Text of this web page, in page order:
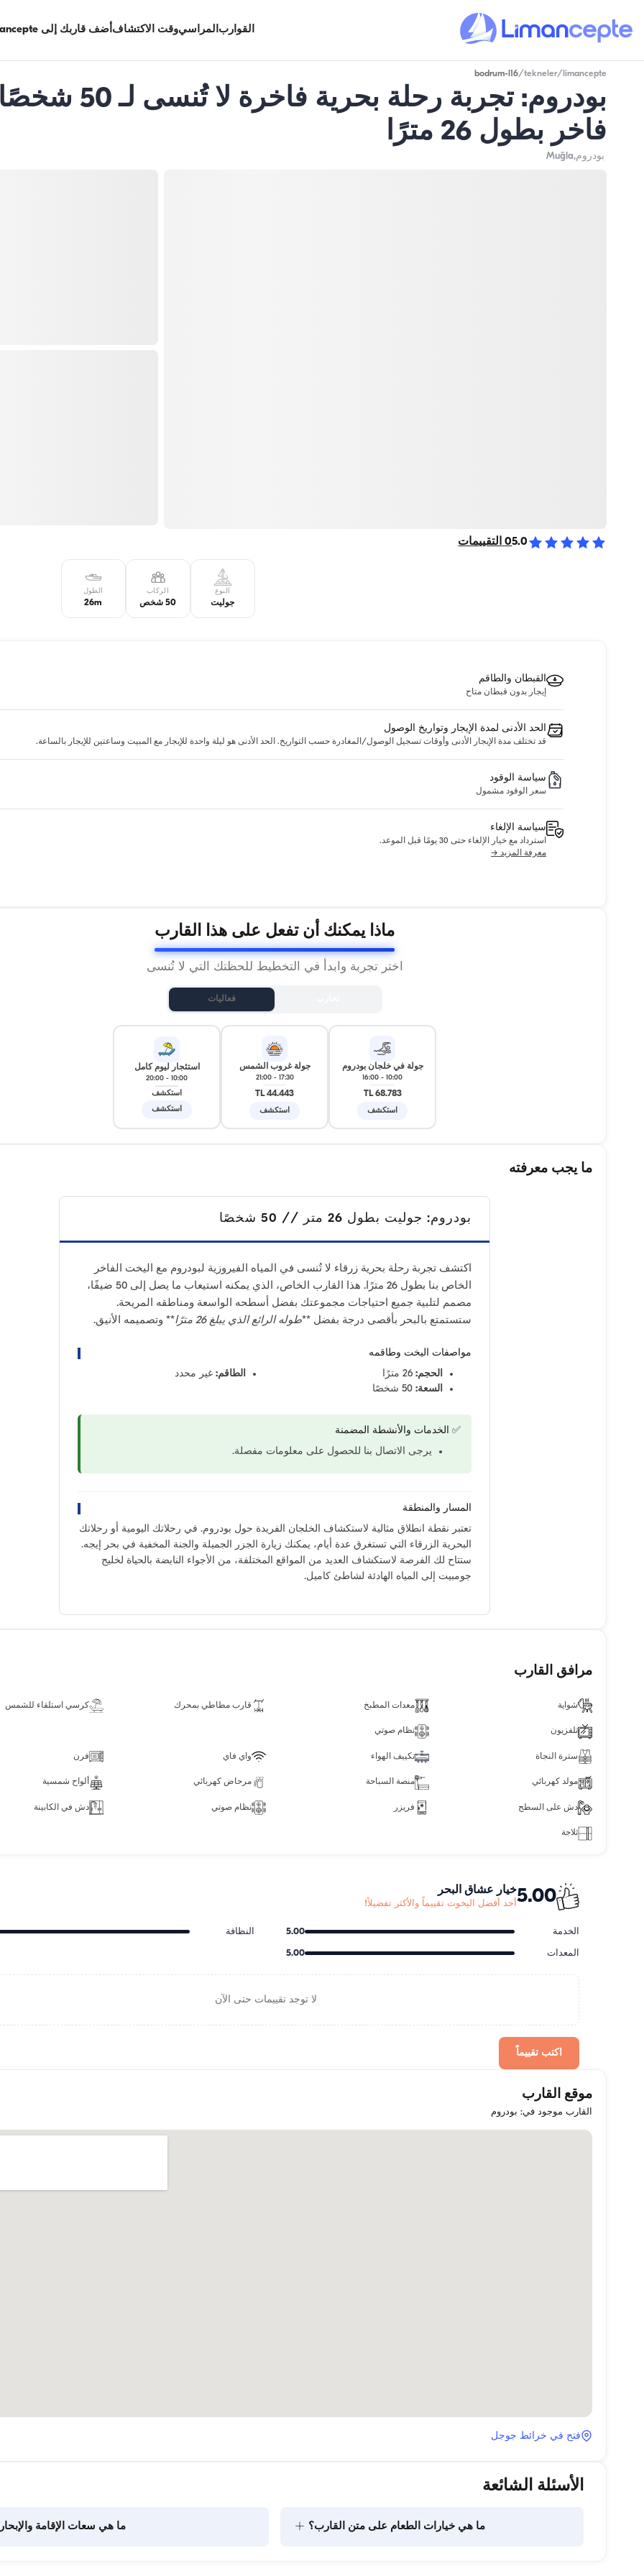
القواربالمراسيوقت الاكتشافأضف قاربك إلى Limancepte
limancepte
/
tekneler
/
bodrum-l16
بودروم: تجربة
فاخر بطول 26 مترًا
بودروم,Muğla
5.0
0 التقييمات
النوع
جوليت
الركاب
50 شخص
الطول
26m
القبطان والطاقم
إيجار بدون قبطان متاح
الحد الأدنى لمدة الإيجار وتواريخ الوصول
قد تختلف مدة الإيجار الأدنى وأوقات تسجيل الوصول/المغادرة حسب التواريخ. الحد الأدنى هو ليلة واحدة للإيجار مع المبيت وساعتين للإيجار بالساعة.
سياسة الوقود
سعر الوقود مشمول
سياسة الإلغاء
استرداد مع خيار الإلغاء حتى 30 يومًا قبل الموعد.
معرفة المزيد →
ماذا يمكنك أن تفعل على هذا القارب
اختر تجربة وابدأ في التخطيط للحظتك التي لا تُنسى
فعاليات
جولة في خلجان بودروم
10:00
-
16:00
68.783 TL
استكشف
جولة غروب الشمس
17:30
-
21:00
44.443 TL
استكشف
استئجار ليوم كامل
10:00
-
20:00
استكشف
استكشف
ما يجب معرفته
بودروم: جوليت بطول 26 متر // 50 شخصًا
اكتشف تجربة رحلة بحرية زرقاء لا تُنسى في المياه الفيروزية لبودروم مع اليخت الفاخر
الخاص بنا بطول 26 مترًا. هذا القارب الخاص، الذي يمكنه استيعاب ما يصل إلى 50 ضيفًا،
مصمم لتلبية جميع احتياجات مجموعتك بفضل أسطحه الواسعة ومناطقه المريحة.
ستستمتع بالبحر بأقصى درجة بفضل **طوله الرائع الذي يبلغ 26 مترًا ** وتصميمه الأنيق.
مواصفات اليخت وطاقمه
الحجم:
السعة:
الطاقم: غير محدد
✅ الخدمات والأنشطة المضمنة
يرجى الاتصال بنا للحصول على معلومات مفصلة.
المسار والمنطقة
تعتبر نقطة انطلاق مثالية لاستكشاف الخلجان الفريدة حول بودروم. في رحلاتك اليومية أو رحلاتك
البحرية الزرقاء التي تستغرق عدة أيام، يمكنك زيارة الجزر الجميلة والجنة المخفية في بحر إيجه.
ستتاح لك الفرصة لاستكشاف العديد من المواقع المختلفة، من الأجواء النابضة بالحياة لخليج
جومبيت إلى المياه الهادئة لشاطئ كاميل.
مرافق القارب
شواية معدات المطبخ قارب مطاطي بمحرك كرسي استلقاء للشمس
تلفزيون نظام صوتي
سترة النجاة تكييف الهواء واي فاي فرن
مولد كهربائي منصة السباحة مرحاض كهربائي ألواح شمسية
دش على السطح فريزر نظام صوتي دش في الكابينة
ثلاجة
5.00خيار عشاق البحر
أحد أفضل اليخوت تقييماً والأكثر تفضيلاً!
الخدمة 5.00 النظافة
المعدات 5.00
لا توجد تقييمات حتى الآن
اكتب تقييماً
موقع القارب
القارب موجود في: بودروم
فتح في خرائط جوجل
الأسئلة الشائعة
ما هي خيارات الطعام على متن القارب؟ + ما هي سعات الإقامة